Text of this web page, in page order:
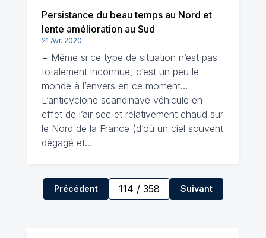
Persistance du beau temps au Nord et
lente amélioration au Sud
21 Avr. 2020
+ Même si ce type de situation n’est pas
totalement inconnue, c’est un peu le
monde à l’envers en ce moment…
L’anticyclone scandinave véhicule en
effet de l’air sec et relativement chaud sur
le Nord de la France (d’où un ciel souvent
dégagé et…
Précédent 114 / 358 Suivant